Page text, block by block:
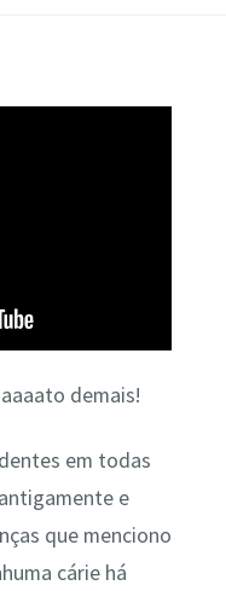
demais!
em todas
e
que menciono
cárie há